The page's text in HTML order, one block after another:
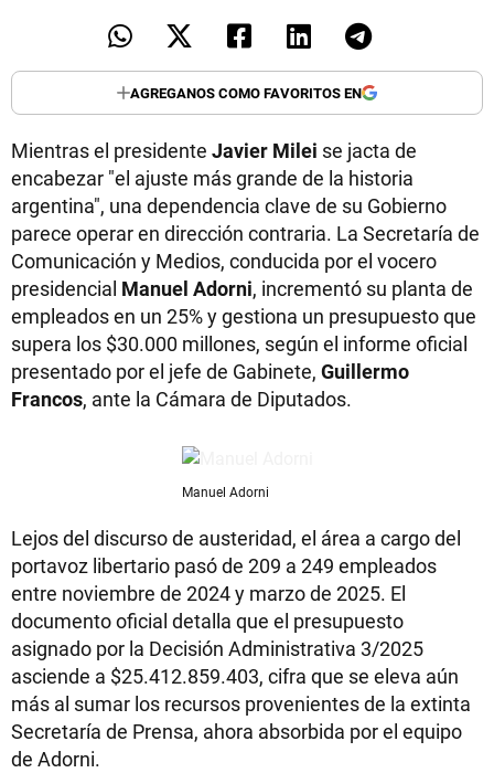
AGREGANOS COMO FAVORITOS EN
Mientras el presidente Javier Milei se jacta de
encabezar "el ajuste más grande de la historia
argentina", una dependencia clave de su Gobierno
parece operar en dirección contraria. La Secretaría de
Comunicación y Medios, conducida por el vocero
presidencial Manuel Adorni, incrementó su planta de
empleados en un 25% y gestiona un presupuesto que
supera los $30.000 millones, según el informe oficial
presentado por el jefe de Gabinete, Guillermo
Francos, ante la Cámara de Diputados.
Manuel Adorni
Lejos del discurso de austeridad, el área a cargo del
portavoz libertario pasó de 209 a 249 empleados
entre noviembre de 2024 y marzo de 2025. El
documento oficial detalla que el presupuesto
asignado por la Decisión Administrativa 3/2025
asciende a $25.412.859.403, cifra que se eleva aún
más al sumar los recursos provenientes de la extinta
Secretaría de Prensa, ahora absorbida por el equipo
de Adorni.